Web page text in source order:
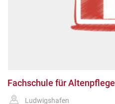
Fachschule für Altenpflege
Ludwigshafen